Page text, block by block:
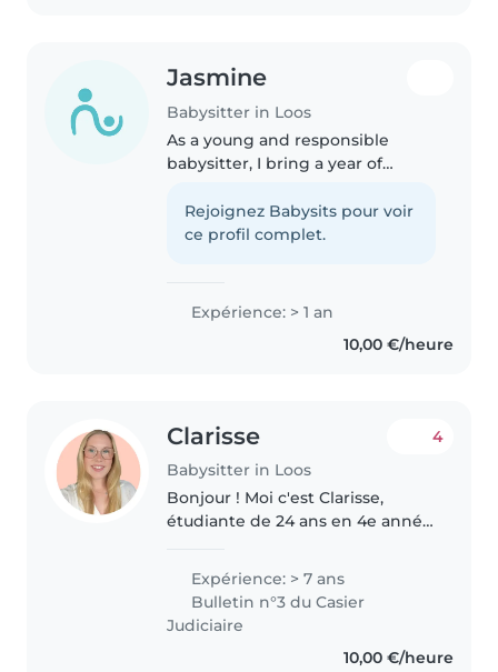
Jasmine
Babysitter in Loos
As a young and responsible
babysitter, I bring a year of
preschoolers and school-age
children. I'm fluent in both
Rejoignez Babysits pour voir
ce profil complet.
Expérience: > 1 an
10,00 €/heure
Clarisse
Babysitter in Loos
4
Bonjour ! Moi c'est Clarisse,
étudiante de 24 ans en 4e année
bienveillante et créative, j'ai déjà
de l'expérience dans la garde
d'enfants. En..
Expérience: > 7 ans
Bulletin n°3 du Casier
Judiciaire
10,00 €/heure